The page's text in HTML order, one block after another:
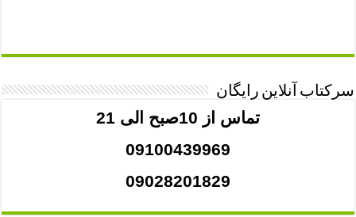
سرکتاب آنلاین رایگان
تماس از 10صبح الی 21
09100439969
09028201829